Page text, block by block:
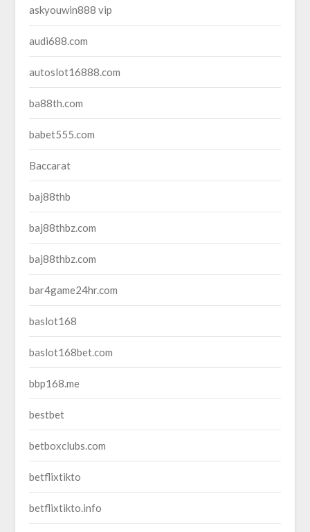
askyouwin888 vip
audi688.com
autoslot16888.com
ba88th.com
babet555.com
Baccarat
baj88thb
baj88thbz.com
baj88thbz.com
bar4game24hr.com
baslot168
baslot168bet.com
bbp168.me
bestbet
betboxclubs.com
betflixtikto
betflixtikto.info